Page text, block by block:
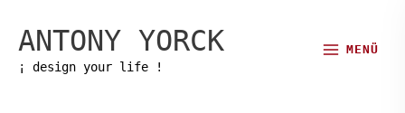
InhaltANTONY YORCK
¡ design your life !
MENÜ